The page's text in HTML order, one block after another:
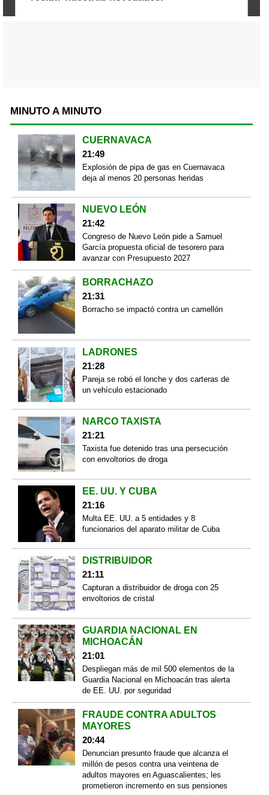
MINUTO A MINUTO
CUERNAVACA
21:49
Explosión de pipa de gas en Cuernavaca
deja al menos 20 personas heridas
NUEVO LEÓN
21:42
Congreso de Nuevo León pide a Samuel
García propuesta oficial de tesorero para
avanzar con Presupuesto 2027
BORRACHAZO
21:31
Borracho se impactó contra un camellón
LADRONES
21:28
Pareja se robó el lonche y dos carteras de
un vehículo estacionado
NARCO TAXISTA
21:21
Taxista fue detenido tras una persecución
con envoltorios de droga
EE. UU. Y CUBA
21:16
Multa EE. UU. a 5 entidades y 8
funcionarios del aparato militar de Cuba
DISTRIBUIDOR
21:11
Capturan a distribuidor de droga con 25
envoltorios de cristal
GUARDIA NACIONAL EN
MICHOACÁN
21:01
Despliegan más de mil 500 elementos de la
Guardia Nacional en Michoacán tras alerta
de EE. UU. por seguridad
FRAUDE CONTRA ADULTOS
MAYORES
20:44
Denuncian presunto fraude que alcanza el
millón de pesos contra una veintena de
adultos mayores en Aguascalientes; les
prometieron incremento en sus pensiones